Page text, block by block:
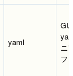
yaml
ニ
フ